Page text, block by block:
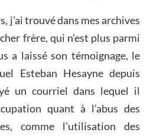
j’ai trouvé dans mes archives
frère, qui n’est plus parmi
a laissé son témoignage, le
Esteban Hesayne depuis
un courriel dans lequel il
quant à l’abus des
comme l’utilisation des